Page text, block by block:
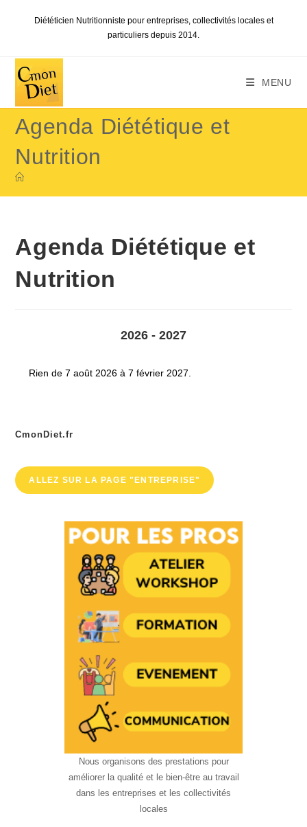
Diététicien Nutritionniste pour entreprises, collectivités locales et
particuliers depuis 2014.
MENU
Agenda Diététique et
Nutrition
Agenda Diététique et
Nutrition
2026 - 2027
Rien de 7 août 2026 à 7 février 2027.
CmonDiet.fr
ALLEZ SUR LA PAGE "ENTREPRISE"
Nous organisons des prestations pour
améliorer la qualité et le bien-être au travail
dans les entreprises et les collectivités
locales